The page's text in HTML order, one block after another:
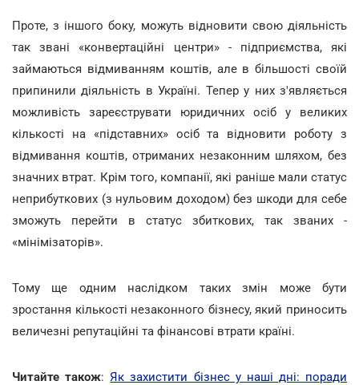
Проте, з іншого боку, можуть відновити свою діяльність
так звані «конвертаційні центри» - підприємства, які
займаються відмиванням коштів, але в більшості своїй
припинили діяльність в Україні. Тепер у них з'являється
можливість зареєструвати юридичних осіб у великих
кількості на «підставних» осіб та відновити роботу з
відмивання коштів, отриманих незаконним шляхом, без
значних втрат. Крім того, компанії, які раніше мали статус
неприбуткових (з нульовим доходом) без шкоди для себе
зможуть перейти в статус збиткових, так званих -
«мінімізаторів».
Тому ще одним наслідком таких змін може бути
зростання кількості незаконного бізнесу, який приносить
величезні репутаційні та фінансові втрати країні.
Читайте також:Як захистити бізнес у наші дні: поради